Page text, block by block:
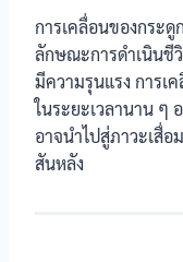
การเคลื่อนของกระ
ลักษณะการดำเนินชี
มีความรุนแรง การเ
ในระยะเวลานาน ๆ
อาจนำไปสู่ภาวะเสื่
สันหลัง